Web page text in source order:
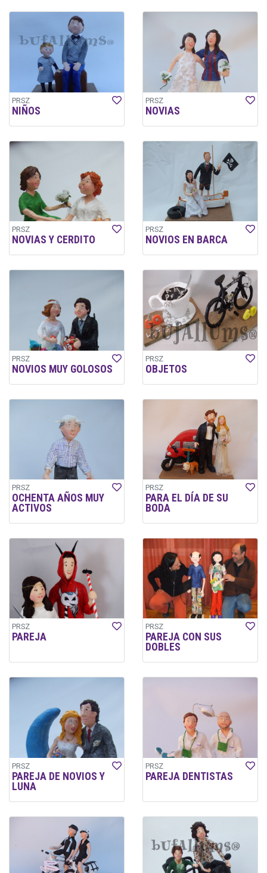
PRSZ
NIÑOS
PRSZ
NOVIAS
PRSZ
NOVIAS Y CERDITO
PRSZ
NOVIOS EN BARCA
PRSZ
NOVIOS MUY GOLOSOS
PRSZ
OBJETOS
PRSZ
OCHENTA AÑOS MUY
ACTIVOS
PRSZ
PARA EL DÍA DE SU
BODA
PRSZ
PAREJA
PRSZ
PAREJA CON SUS
DOBLES
PRSZ
PAREJA DE NOVIOS Y
LUNA
PRSZ
PAREJA DENTISTAS